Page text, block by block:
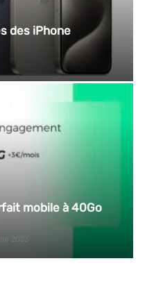
des iPhone
mobile à 40Go
2023